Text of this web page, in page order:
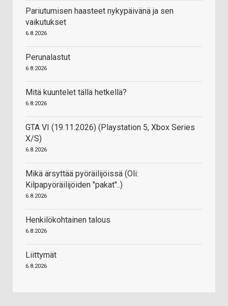
Pariutumisen haasteet nykypäivänä ja sen
vaikutukset
6.8.2026
Perunalastut
6.8.2026
Mitä kuuntelet tällä hetkellä?
6.8.2026
GTA VI (19.11.2026) (Playstation 5, Xbox Series
X/S)
6.8.2026
Mikä ärsyttää pyöräilijöissä (Oli:
Kilpapyöräilijöiden "pakat"..)
6.8.2026
Henkilökohtainen talous
6.8.2026
Liittymät
6.8.2026